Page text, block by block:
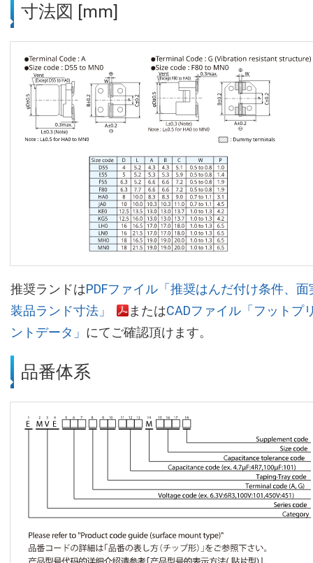
寸法図 [mm]
推奨ランドはPDFファイル「推奨はんだ付け条件、面
装品ランド寸法」
またはCADファイル「フットプ
ントデータ」 にてご確認頂けます。
品番体系